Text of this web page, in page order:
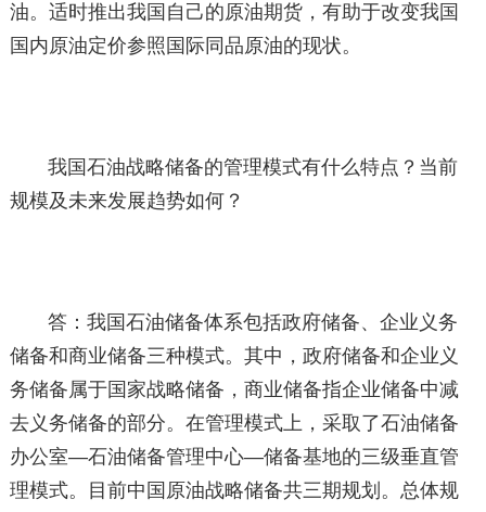
油。适时推出我国自己的原油期货，有助于改变我国
国内原油定价参照国际同品原油的现状。
我国石油战略储备的管理模式有什么特点？当前
规模及未来发展趋势如何？
答：我国石油储备体系包括政府储备、企业义务
储备和商业储备三种模式。其中，政府储备和企业义
务储备属于国家战略储备，商业储备指企业储备中减
去义务储备的部分。在管理模式上，采取了石油储备
办公室—石油储备管理中心—储备基地的三级垂直管
理模式。目前中国原油战略储备共三期规划。总体规